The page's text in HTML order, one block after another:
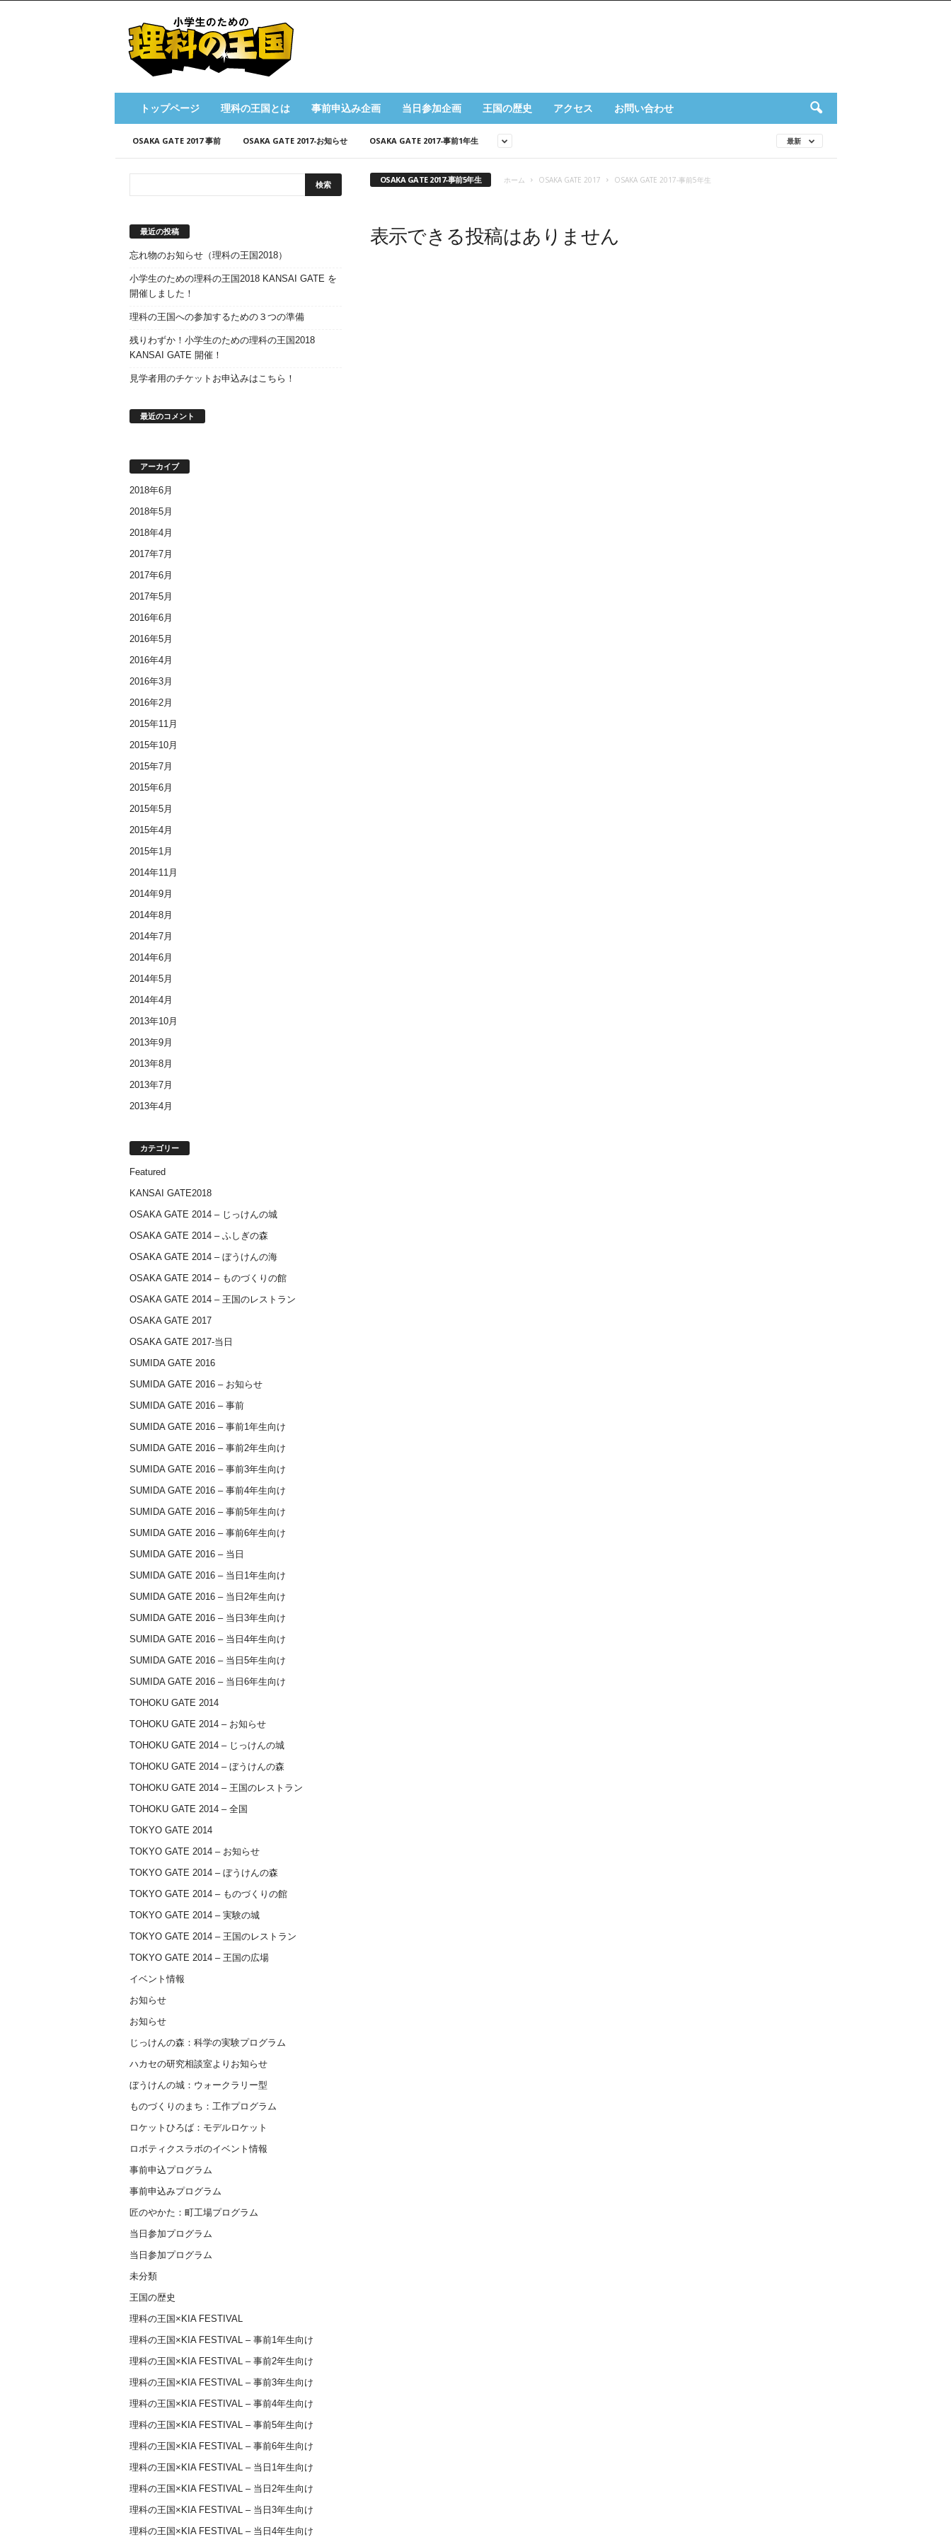
王
トップページ 理科の王国とは 事前申込み企画 当日参加企画 王国の歴史 アクセス お問い合わせ
OSAKA GATE 2017 事前 OSAKA GATE 2017-お知らせ OSAKA GATE 2017-事前1年生 最新
OSAKA GATE 2017-事前5年生 ホーム OSAKA GATE 2017 OSAKA GATE 2017-事前5年生
表示できる投稿はありません
最近の投稿
忘れ物のお知らせ（理科の王国2018）
小学生のための理科の王国2018 KANSAI GATE を
開催しました！
理科の王国への参加するための３つの準備
残りわずか！小学生のための理科の王国2018
KANSAI GATE 開催！
見学者用のチケットお申込みはこちら！
最近のコメント
アーカイブ
2018年6月
2018年5月
2018年4月
2017年7月
2017年6月
2017年5月
2016年6月
2016年5月
2016年4月
2016年3月
2016年2月
2015年11月
2015年10月
2015年7月
2015年6月
2015年5月
2015年4月
2015年1月
2014年11月
2014年9月
2014年8月
2014年7月
2014年6月
2014年5月
2014年4月
2013年10月
2013年9月
2013年8月
2013年7月
2013年4月
カテゴリー
Featured
KANSAI GATE2018
OSAKA GATE 2014 – じっけんの城
OSAKA GATE 2014 – ふしぎの森
OSAKA GATE 2014 – ぼうけんの海
OSAKA GATE 2014 – ものづくりの館
OSAKA GATE 2014 – 王国のレストラン
OSAKA GATE 2017
OSAKA GATE 2017-当日
SUMIDA GATE 2016
SUMIDA GATE 2016 – お知らせ
SUMIDA GATE 2016 – 事前
SUMIDA GATE 2016 – 事前1年生向け
SUMIDA GATE 2016 – 事前2年生向け
SUMIDA GATE 2016 – 事前3年生向け
SUMIDA GATE 2016 – 事前4年生向け
SUMIDA GATE 2016 – 事前5年生向け
SUMIDA GATE 2016 – 事前6年生向け
SUMIDA GATE 2016 – 当日
SUMIDA GATE 2016 – 当日1年生向け
SUMIDA GATE 2016 – 当日2年生向け
SUMIDA GATE 2016 – 当日3年生向け
SUMIDA GATE 2016 – 当日4年生向け
SUMIDA GATE 2016 – 当日5年生向け
SUMIDA GATE 2016 – 当日6年生向け
TOHOKU GATE 2014
TOHOKU GATE 2014 – お知らせ
TOHOKU GATE 2014 – じっけんの城
TOHOKU GATE 2014 – ぼうけんの森
TOHOKU GATE 2014 – 王国のレストラン
TOHOKU GATE 2014 – 全国
TOKYO GATE 2014
TOKYO GATE 2014 – お知らせ
TOKYO GATE 2014 – ぼうけんの森
TOKYO GATE 2014 – ものづくりの館
TOKYO GATE 2014 – 実験の城
TOKYO GATE 2014 – 王国のレストラン
TOKYO GATE 2014 – 王国の広場
イベント情報
お知らせ
お知らせ
じっけんの森：科学の実験プログラム
ハカセの研究相談室よりお知らせ
ぼうけんの城：ウォークラリー型
ものづくりのまち：工作プログラム
ロケットひろば：モデルロケット
ロボティクスラボのイベント情報
事前申込プログラム
事前申込みプログラム
匠のやかた：町工場プログラム
当日参加プログラム
当日参加プログラム
未分類
王国の歴史
理科の王国×KIA FESTIVAL
理科の王国×KIA FESTIVAL – 事前1年生向け
理科の王国×KIA FESTIVAL – 事前2年生向け
理科の王国×KIA FESTIVAL – 事前3年生向け
理科の王国×KIA FESTIVAL – 事前4年生向け
理科の王国×KIA FESTIVAL – 事前5年生向け
理科の王国×KIA FESTIVAL – 事前6年生向け
理科の王国×KIA FESTIVAL – 当日1年生向け
理科の王国×KIA FESTIVAL – 当日2年生向け
理科の王国×KIA FESTIVAL – 当日3年生向け
理科の王国×KIA FESTIVAL – 当日4年生向け